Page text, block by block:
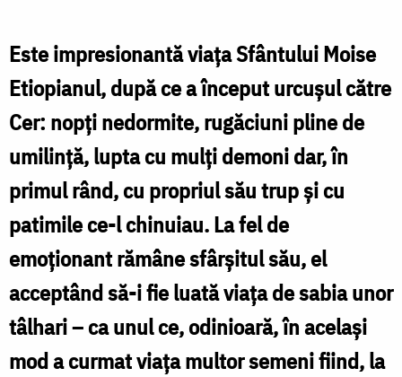
în
cereasca
Împărăție
Foto:
Nechifor
Este impresionantă viața Sfântului Moise
Etiopianul, după ce a început urcușul către
Cer: nopți nedormite, rugăciuni pline de
umilință, lupta cu mulți demoni dar, în
primul rând, cu propriul său trup și cu
patimile ce-l chinuiau. La fel de
emoționant rămâne sfârșitul său, el
acceptând să-i fie luată viața de sabia unor
tâlhari – ca unul ce, odinioară, în același
mod a curmat viața multor semeni fiind, la